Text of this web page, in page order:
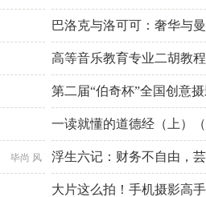
手投足皆成诗。 ） 朱云乔
巴洛克与洛可可：奢华与
高等音乐教育专业二胡教程
第二届“伯奇杯”全国创意
一读就懂的道德经（上）
毕尚 风 浮生六记：财务不自由，
大片这么拍！手机摄影高